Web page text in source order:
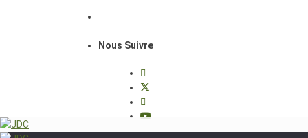
Nous Suivre